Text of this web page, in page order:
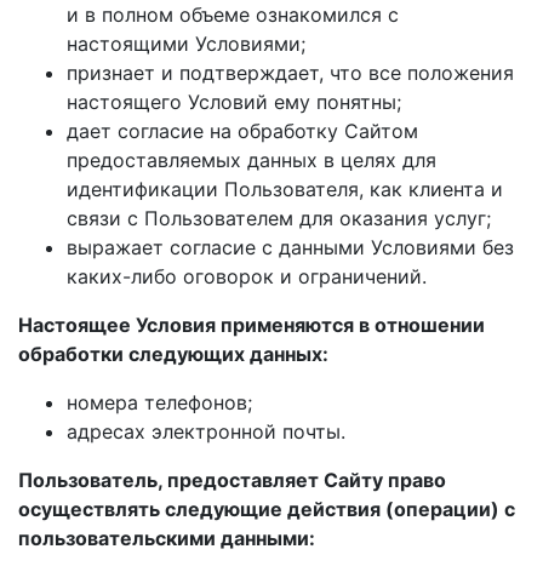
и в полном объеме ознакомился с
настоящими Условиями;
признает и подтверждает, что все положения
настоящего Условий ему понятны;
дает согласие на обработку Сайтом
предоставляемых данных в целях для
идентификации Пользователя, как клиента и
связи с Пользователем для оказания услуг;
выражает согласие с данными Условиями без
каких-либо оговорок и ограничений.
Настоящее Условия применяются в отношении
обработки следующих данных:
номера телефонов;
адресах электронной почты.
Пользователь, предоставляет Сайту право
осуществлять следующие действия (операции) с
пользовательскими данными: